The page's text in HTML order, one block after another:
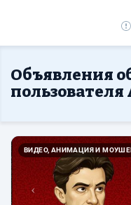
Объявления
пользователя
ВИДЕО, АНИМАЦИЯ И
Назад